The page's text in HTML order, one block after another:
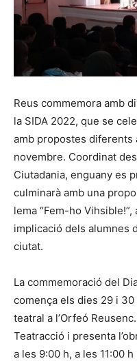
Reus commemora amb
la SIDA 2022, que se
amb propostes diferents
novembre. Coordinat
Ciutadania, enguany es
culminarà amb una
lema “Fem-ho
implicació dels alumnes
ciutat.
La commemoració del
comença els dies 29 i
teatral a l’Orfeó
Teatracció i presenta
a les 9:00 h, a les 11:00